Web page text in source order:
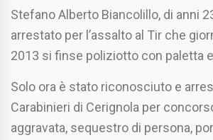
Stefano Alberto Biancolillo, di anni
arrestato per l’assalto al Tir che
2013 si finse poliziotto con paletta
Solo ora è stato riconosciuto e
Carabinieri di Cerignola per
aggravata, sequestro di persona,